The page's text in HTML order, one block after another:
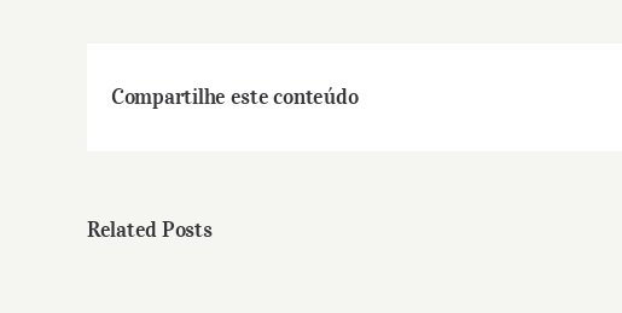
Compartilhe este conteúdo
Related Posts